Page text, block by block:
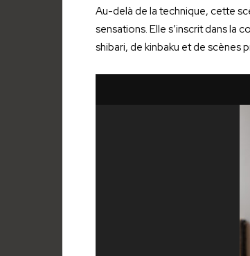
Au-delà de la technique, cette
sensations. Elle s’inscrit dans la
shibari, de kinbaku et de scènes